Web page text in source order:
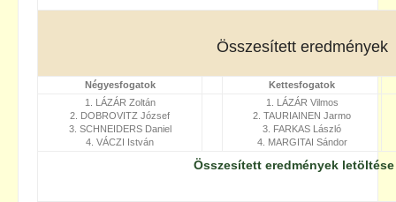
Összesített eredmények
Négyesfogatok
Kettesfogatok
1. LÁZÁR Zoltán
2. DOBROVITZ József
3. SCHNEIDERS Daniel
4. VÁCZI István
1. LÁZÁR Vilmos
2. TAURIAINEN Jarmo
3. FARKAS László
4. MARGITAI Sándor
Összesített eredmények letöltése